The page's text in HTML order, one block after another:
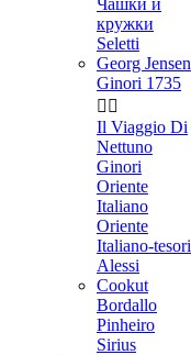
Чашки и
кружки
Seletti
Georg Jensen
Ginori 1735
 
Il Viaggio Di
Nettuno
Ginori
Oriente
Italiano
Oriente
Italiano-tesori
Alessi
Cookut
Bordallo
Pinheiro
Sirius